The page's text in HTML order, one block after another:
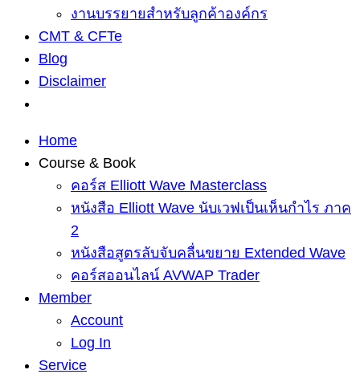
งานบรรยายสำหรับลูกค้าองค์กร
CMT & CFTe
Blog
Disclaimer
Home
Course & Book
คอร์ส Elliott Wave Masterclass
หนังสือ Elliott Wave นับเวฟเป็นเห็นกำไร ภาค
2
หนังสือสูตรลับจับคลื่นขยาย Extended Wave
คอร์สออนไลน์ AVWAP Trader
Member
Account
Log In
Service